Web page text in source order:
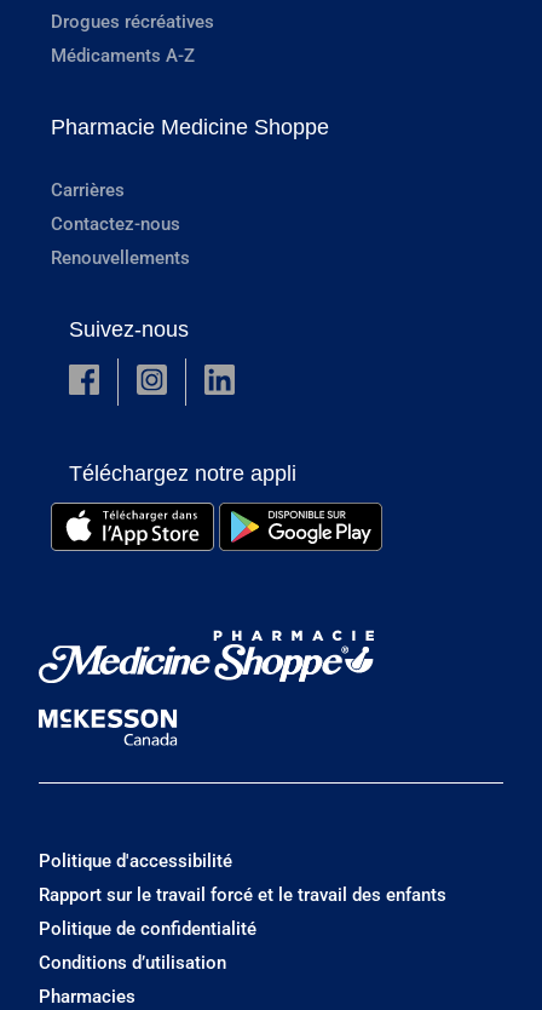
Drogues récréatives
Médicaments A-Z
Pharmacie Medicine Shoppe
Carrières
Contactez-nous
Renouvellements
Suivez-nous
Téléchargez notre appli
Politique d'accessibilité
Rapport sur le travail forcé et le travail des enfants
Politique de confidentialité
Conditions d’utilisation
Pharmacies